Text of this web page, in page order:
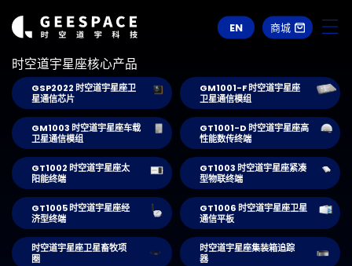
EN 商城
时空道宇星座核心产品
GSP2022 时空道宇星座卫
星通信芯片
GM1001-F 时空道宇星座
卫星通信模组
GM1003 时空道宇星座车载
卫星通信模组
GT1001-D 时空道宇星座高
性能数传终端
GT1002 时空道宇星座太
阳能终端
GT1003 时空道宇星座紧凑
型物联终端
GT1005 时空道宇星座经
济型终端
GT1006 时空道宇星座卫星
通信平板
时空道宇星座卫星畜牧项
圈
时空道宇星座集装箱追踪
器